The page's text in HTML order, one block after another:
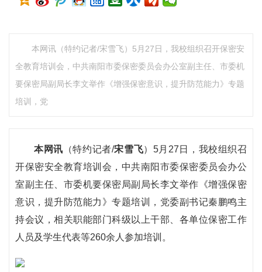
本网讯（特约记者/宋雪飞）5月27日，我校组织召开保密安
全教育培训会，中共南阳市委保密委员会办公室副主任、市委机
要保密局副局长李文举作《增强保密意识，提升防范能力》专题
培训，党
本网讯 （特约记者/宋雪飞）5月27日，我校组织召
开保密安全教育培训会，中共南阳市委保密委员会办公
室副主任、市委机要保密局副局长李文举作《增强保密
意识，提升防范能力》专题培训，党委副书记秦鹏鸣主
持会议，相关职能部门科级以上干部、各单位保密工作
人员及学生代表等260余人参加培训。